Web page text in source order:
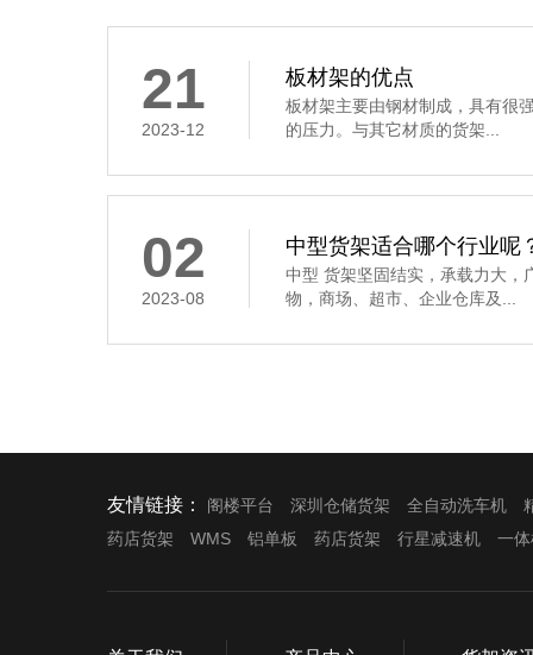
21
2023-12
板材架的优点
板材架主要由钢材制成，具有很
的压力。与其它材质的货架...
02
2023-08
中型货架适合哪个行业呢
中型 货架坚固结实，承载力大，
物，商场、超市、企业仓库及...
友情链接： 阁楼平台 深圳仓储货架 全自动洗车机
药店货架
WMS 铝单板 药店货架 行星减速机 一